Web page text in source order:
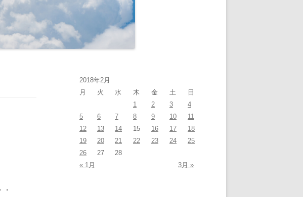
2018年2月
月
火 水 木 金 土
日
1
2 3
4
5
6 7 8 9 10
11
12
13 14 15 16 17
18
19
20 21 22 23 24
25
26
27
28
« 1月
3月 »